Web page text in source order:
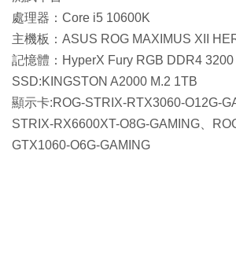
處理器：Core i5 10600K
主機板：ASUS ROG MAXIMUS XII
記憶體：HyperX Fury RGB DDR4 3200
SSD:KINGSTON A2000 M.2 1TB
顯示卡:ROG-STRIX-RTX3060-O12G-
STRIX-RX6600XT-O8G-GAMING、
GTX1060-O6G-GAMING